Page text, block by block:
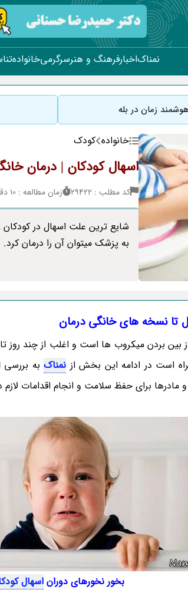
نمناکاخبارفرهنگ و هنرسرگرمیخانواده
زمان در بله
خانواده کودک
اسهال کودکان | درمان
کد مطلب : 29422 زمان مطالعه : 10 دقیقه
شایع ترین علت اسهال در
به پزشک میتوان آن را درمان کرد.
تا نسخه های خانگی درمان
از بین بردن میکروب ها است و اغلب از چند
است در ادامه این بخش از نمناکبه بررسی
برای حفظ سلامت و انجام اقدامات لازم
بخور نخورهای دوراناسهال